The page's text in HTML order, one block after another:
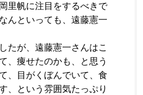
里帆に注目をするべきで
んといっても、遠藤憲一
たが、遠藤憲一さんはこ
、痩せたのかも、と思う
、目がくぼんでいて、食
、という雰囲気たっぷり